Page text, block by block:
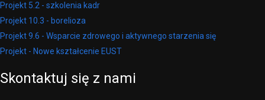
Projekt 5.2 - szkolenia kadr
Projekt 10.3 - borelioza
Projekt 9.6 - Wsparcie zdrowego i aktywnego starzenia się
Projekt - Nowe kształcenie EUST
Skontaktuj się z nami